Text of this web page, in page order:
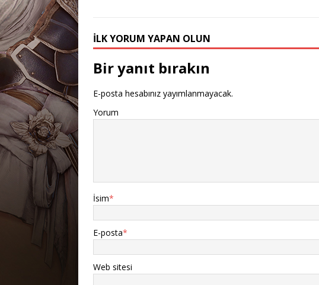
İLK YORUM YAPAN OLUN
Bir yanıt bırakın
E-posta hesabınız yayımlanmayacak.
Yorum
İsim*
E-posta*
Web sitesi